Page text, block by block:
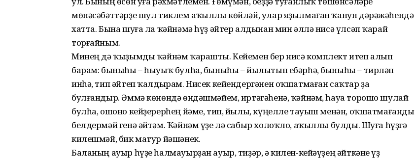
мөнәсәбәттәрҙе шул тиклем аҡыллы көйләй, улар яҙылмаған ҡанун дәрәжәһендә
хатта. Бына шуға ла ҡәйнәмә һүҙ әйтер алдынан мин әллә нисә үлсәп ҡарай
торғайным.
Минең дә ҡыҙымды ҡәйнәм ҡарашты. Кейемен бер нисә комплект итеп алып
барам: быныһы – һыуыҡ булһа, быныһы – йылытып ебәрһә, быныһы – тирләп
инһә, тип әйтеп ҡалдырам. Нисек кейендергәнен оҡшатмаған саҡтар ҙа
булғандыр. Әммә көнөндә өндәшмәйем, иртәгәһенә, ҡәйнәм, һауа торошо шулай
булһа, ошоно кейҙерерһең йәме, тип, йылы, күңелле тауыш менән, оҡшатмағанды
белдермәй генә әйтәм. Ҡәйнәм үҙе лә сабыр холоҡло, аҡыллы булды. Шуға һүҙгә
килешмәй, бик матур йәшәнек.
Баланың ауыр һүҙе һалмауырҙан ауыр, тиҙәр, ә килен-кейәүҙең әйткәне үҙ